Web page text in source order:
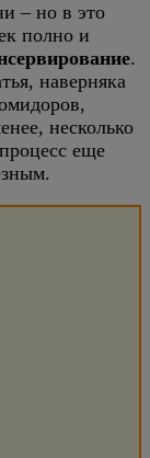
– но в это
полно и
.
наверняка
несколько
еще